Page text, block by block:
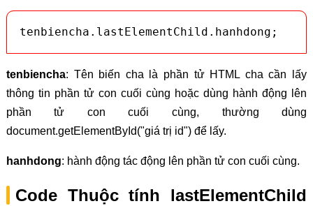
tenbiencha.lastElementChild.hanhdong;
tenbiencha: Tên biến cha là phần tử HTML cha cần lấy
thông tin phần tử con cuối cùng hoặc dùng hành động lên
phần tử con cuối cùng, thường dùng
document.getElementById("giá trị id") để lấy.
hanhdong: hành động tác động lên phần tử con cuối cùng.
Code Thuộc tính lastElementChild